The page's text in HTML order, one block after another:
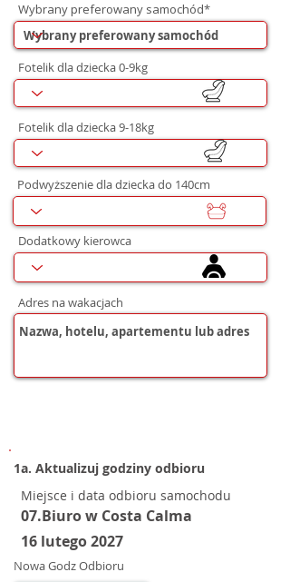
Wybrany preferowany samochód*
Fotelik dla dziecka 0-9kg
Fotelik dla dziecka 9-18kg
Podwyższenie dla dziecka do 140cm
Dodatkowy kierowca
Adres na wakacjach
1a. Aktualizuj godziny odbioru
Miejsce i data odbioru samochodu
07.Biuro w Costa Calma
16 lutego 2027
Nowa Godz Odbioru